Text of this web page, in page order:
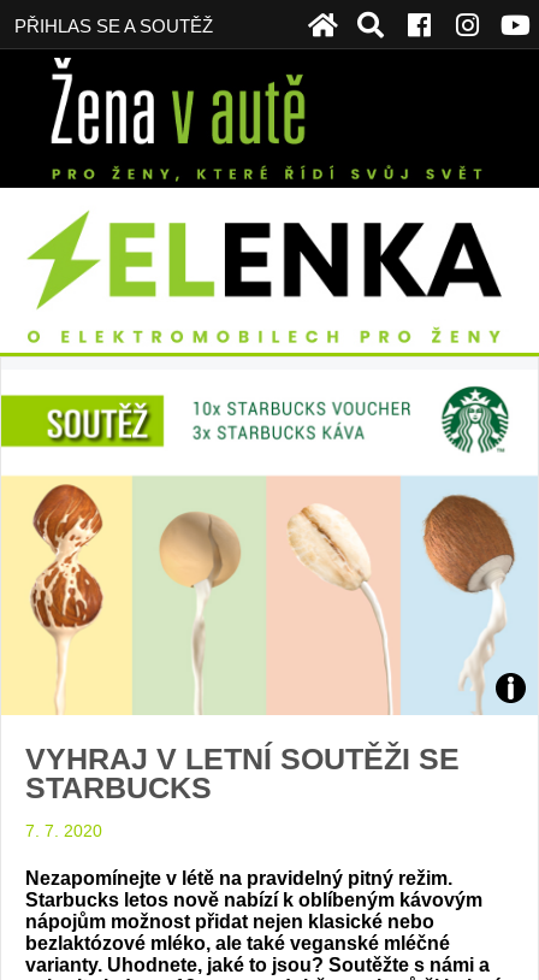
PŘIHLAS SE A SOUTĚŽ
VYHRAJ V LETNÍ SOUTĚŽI SE
STARBUCKS
7. 7. 2020
Nezapomínejte v létě na pravidelný pitný režim.
Starbucks letos nově nabízí k oblíbeným kávovým
nápojům možnost přidat nejen klasické nebo
bezlaktózové mléko, ale také veganské mléčné
varianty. Uhodnete, jaké to jsou? Soutěžte s námi a